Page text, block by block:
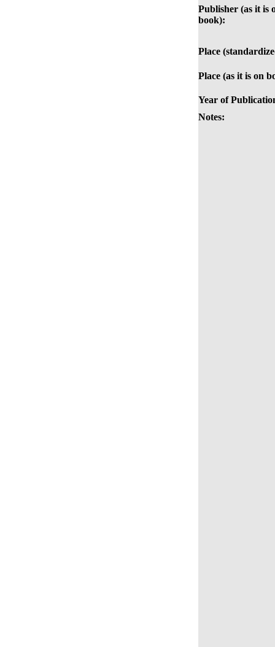
Publisher (as it is
book):
Place
Place (as it is on
Year of
Notes: